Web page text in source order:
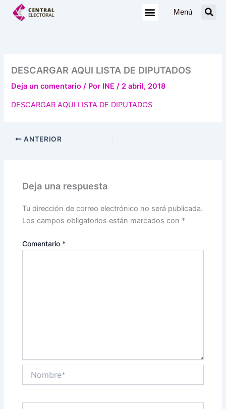
Menú
DESCARGAR AQUI LISTA DE DIPUTADOS
Deja un comentario / Por INE/ 2 abril, 2018
DESCARGAR AQUI LISTA DE DIPUTADOS
ANTERIOR
Deja una respuesta
Tu dirección de correo electrónico no será publicada.
Los campos obligatorios están marcados con *
Comentario *